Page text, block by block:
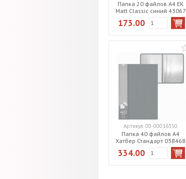
Папка 20 файлов А4 EK
Matt Classic синий 43067
173.00
Папка 40 файлов А4
Хатбер Стандарт 038468
серая
Артикул: 00-00016350
334.00